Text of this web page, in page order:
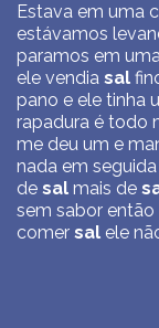
Estava em uma
estávamos
paramos em
ele vendia sal
pano e ele tinha
rapadura é todo
me deu um e
nada em
de sal mais de
sem sabor
comer sal ele